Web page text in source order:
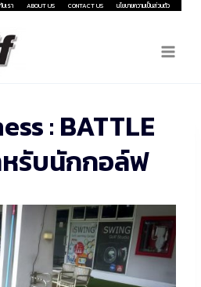
บเรา ABOUT US CONTACT US นโยบายความเป็นส่วนตัว
: BATTLE
หรับนักกอล์ฟ